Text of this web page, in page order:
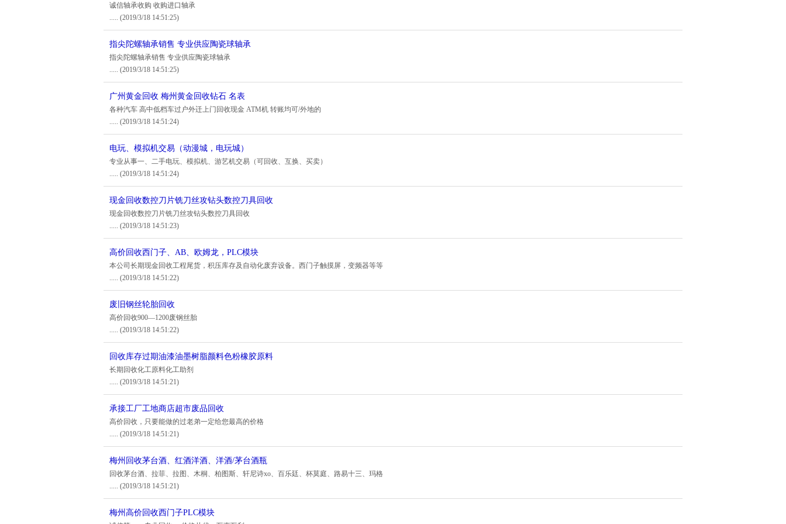
诚信轴承收购 收购进口轴承
..... (2019/3/18 14:51:25)
指尖陀螺轴承销售 专业供应陶瓷球轴承
指尖陀螺轴承销售 专业供应陶瓷球轴承
..... (2019/3/18 14:51:25)
广州黄金回收 梅州黄金回收钻石 名表
各种汽车 高中低档车过户外迁上门回收现金 ATM机 转账均可/外地的
..... (2019/3/18 14:51:24)
电玩、模拟机交易（动漫城，电玩城）
专业从事一、二手电玩、模拟机、游艺机交易（可回收、互换、买卖）
..... (2019/3/18 14:51:24)
现金回收数控刀片铣刀丝攻钻头数控刀具回收
现金回收数控刀片铣刀丝攻钻头数控刀具回收
..... (2019/3/18 14:51:23)
高价回收西门子、AB、欧姆龙，PLC模块
本公司长期现金回收工程尾货，积压库存及自动化废弃设备。西门子触摸屏，变频器等等
..... (2019/3/18 14:51:22)
废旧钢丝轮胎回收
高价回收900—1200废钢丝胎
..... (2019/3/18 14:51:22)
回收库存过期油漆油墨树脂颜料色粉橡胶原料
长期回收化工原料化工助剂
..... (2019/3/18 14:51:21)
承接工厂工地商店超市废品回收
高价回收，只要能做的过老弟一定给您最高的价格
..... (2019/3/18 14:51:21)
梅州回收茅台酒、红酒洋酒、洋酒/茅台酒瓶
回收茅台酒、拉菲、拉图、木桐、柏图斯、轩尼诗xo、百乐廷、杯莫庭、路易十三、玛格
..... (2019/3/18 14:51:21)
梅州高价回收西门子PLC模块